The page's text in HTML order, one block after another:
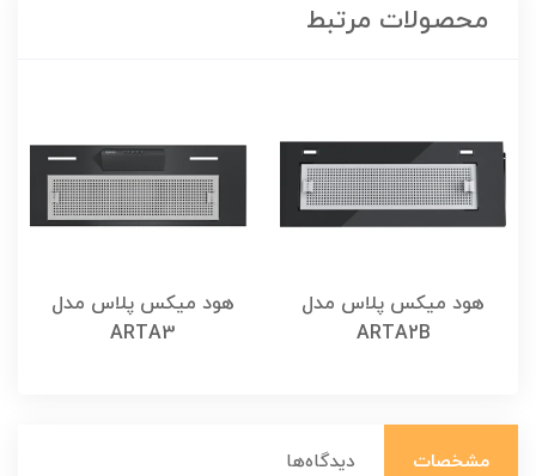
محصولات مرتبط
هود میکس پلاس مدل
ARTA2B
هود میکس پلاس مدل
ARTA3
مشخصات دیدگاه‌ها